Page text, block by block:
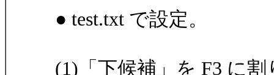
● test.txt で設定。
(1)「下候補」を F3 に